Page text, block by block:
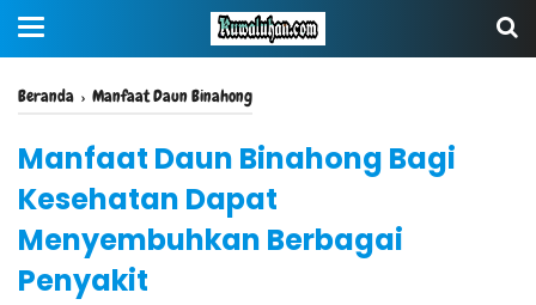
Beranda › Manfaat Daun Binahong
Manfaat Daun Binahong Bagi
Kesehatan Dapat
Menyembuhkan Berbagai
Penyakit